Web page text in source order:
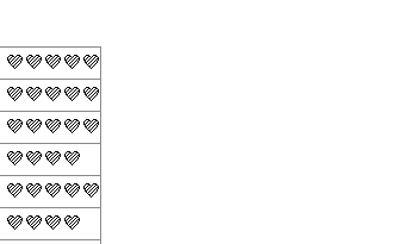
💜💜💜💜💜
💜💜💜💜💜
💜💜💜💜💜
💜💜💜💜
💜💜💜💜💜
💜💜💜💜